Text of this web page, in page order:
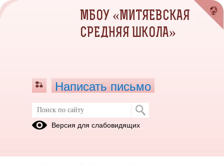
Школьный музей
МБОУ «МИТЯЕВСКАЯ
СРЕДНЯЯ ШКОЛА»
Написать письмо
Версия для слабовидящих